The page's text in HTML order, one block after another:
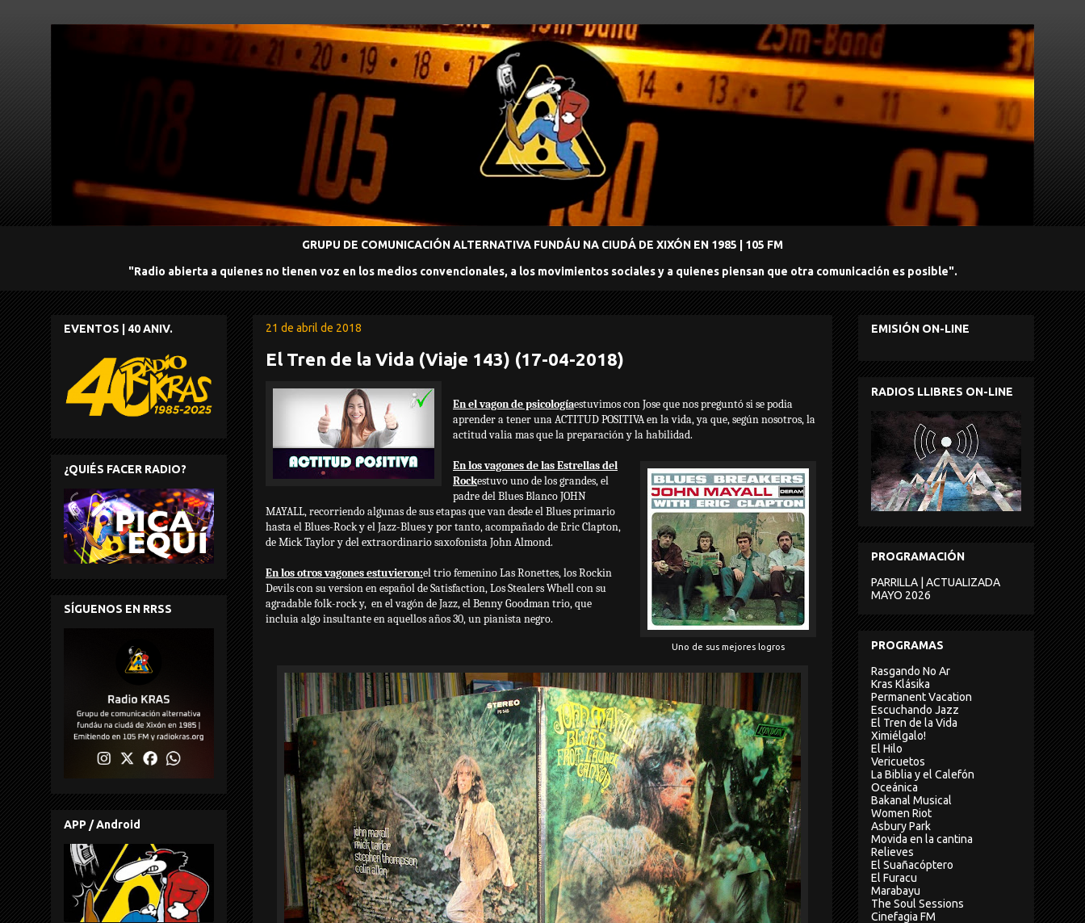
GRUPU DE COMUNICACIÓN ALTERNATIVA FUNDÁU NA CIUDÁ DE XIXÓN EN 1985 | 105 FM
"Radio abierta a quienes no tienen voz en los medios convencionales, a los movimientos sociales y a quienes piensan que otra comunicación es posible".
21 de abril de 2018
El Tren de la Vida (Viaje 143) (17-04-2018)
En el vagon de psicologíaestuvimos con Jose que nos preguntó si se podia
aprender a tener una ACTITUD POSITIVA en la vida, ya que, según nosotros, la
actitud valia mas que la preparación y la habilidad.
Uno de sus mejores logros
En los vagones de las Estrellas del
Rockestuvo uno de los grandes, el
padre del Blues Blanco JOHN
MAYALL, recorriendo algunas de sus etapas que van desde el Blues primario
hasta el Blues-Rock y el Jazz-Blues y por tanto, acompañado de Eric Clapton,
de Mick Taylor y del extraordinario saxofonista John Almond.
En los otros vagones estuvieron:el trio femenino Las Ronettes, los Rockin
Devils con su version en español de Satisfaction, Los Stealers Whell con su
agradable folk-rock y, en el vagón de Jazz, el Benny Goodman trio, que
incluia algo insultante en aquellos años 30, un pianista negro.
EVENTOS | 40 ANIV.
¿QUIÉS FACER RADIO?
SÍGUENOS EN RRSS
APP / Android
EMISIÓN ON-LINE
RADIOS LLIBRES ON-LINE
PROGRAMACIÓN
PARRILLA | ACTUALIZADA
MAYO 2026
PROGRAMAS
Rasgando No Ar
Kras Klásika
Permanent Vacation
Escuchando Jazz
El Tren de la Vida
Ximiélgalo!
El Hilo
Vericuetos
La Biblia y el Calefón
Oceánica
Bakanal Musical
Women Riot
Asbury Park
Movida en la cantina
Relieves
El Suañacóptero
El Furacu
Marabayu
The Soul Sessions
Cinefagia FM